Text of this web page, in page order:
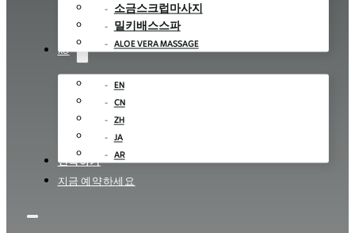
소금스크럽마사지
밀키배스스파
ALOE VERA MASSAGE
KO
EN
CN
ZH
JA
AR
연락하기
지금 예약하세요